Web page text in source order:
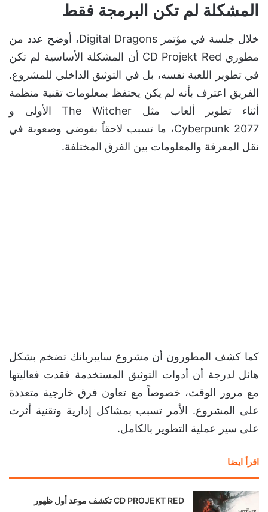
المشكلة لم تكن البرمجة فقط
خلال جلسة في مؤتمر Digital Dragons، أوضح عدد من
مطوري CD Projekt Red أن المشكلة الأساسية لم تكن
في تطوير اللعبة نفسه، بل في التوثيق الداخلي للمشروع.
الفريق اعترف بأنه لم يكن يحتفظ بمعلومات تقنية منظمة
أثناء تطوير ألعاب مثل The Witcher الأولى و
Cyberpunk 2077، ما تسبب لاحقاً بفوضى وصعوبة في
نقل المعرفة والمعلومات بين الفرق المختلفة.
كما كشف المطورون أن مشروع سايبربانك تضخم بشكل
هائل لدرجة أن أدوات التوثيق المستخدمة فقدت فعاليتها
مع مرور الوقت، خصوصاً مع تعاون فرق خارجية متعددة
على المشروع. الأمر تسبب بمشاكل إدارية وتقنية أثرت
على سير عملية التطوير بالكامل.
اقرأ ايضا
CD PROJEKT RED تكشف موعد أول ظهور